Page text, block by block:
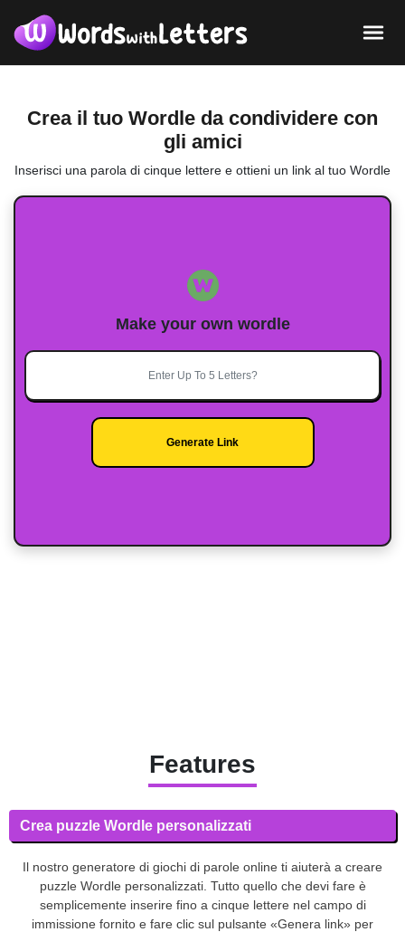
Crea il tuo Wordle da condividere con
gli amici
Inserisci una parola di cinque lettere e ottieni un link al tuo Wordle
Make your own wordle
Features
Crea puzzle Wordle personalizzati
Il nostro generatore di giochi di parole online ti aiuterà a creare
puzzle Wordle personalizzati. Tutto quello che devi fare è
semplicemente inserire fino a cinque lettere nel campo di
immissione fornito e fare clic sul pulsante «Genera link» per